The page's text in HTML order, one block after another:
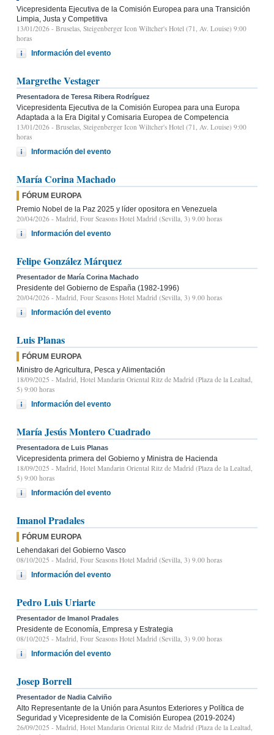
Vicepresidenta Ejecutiva de la Comisión Europea para una Transición
Limpia, Justa y Competitiva
13/01/2026 - Bruselas, Steigenberger Icon Wiltcher's Hotel (71, Av. Louise) 9:00
horas
Información del evento
Margrethe Vestager
Presentadora de Teresa Ribera Rodríguez
Vicepresidenta Ejecutiva de la Comisión Europea para una Europa
Adaptada a la Era Digital y Comisaria Europea de Competencia
13/01/2026 - Bruselas, Steigenberger Icon Wiltcher's Hotel (71, Av. Louise) 9:00
horas
Información del evento
María Corina Machado
FÓRUM EUROPA
Premio Nobel de la Paz 2025 y líder opositora en Venezuela
20/04/2026 - Madrid, Four Seasons Hotel Madrid (Sevilla, 3) 9.00 horas
Información del evento
Felipe González Márquez
Presentador de María Corina Machado
Presidente del Gobierno de España (1982-1996)
20/04/2026 - Madrid, Four Seasons Hotel Madrid (Sevilla, 3) 9.00 horas
Información del evento
Luis Planas
FÓRUM EUROPA
Ministro de Agricultura, Pesca y Alimentación
18/09/2025 - Madrid, Hotel Mandarin Oriental Ritz de Madrid (Plaza de la Lealtad,
5) 9:00 horas
Información del evento
María Jesús Montero Cuadrado
Presentadora de Luis Planas
Vicepresidenta primera del Gobierno y Ministra de Hacienda
18/09/2025 - Madrid, Hotel Mandarin Oriental Ritz de Madrid (Plaza de la Lealtad,
5) 9:00 horas
Información del evento
Imanol Pradales
FÓRUM EUROPA
Lehendakari del Gobierno Vasco
08/10/2025 - Madrid, Four Seasons Hotel Madrid (Sevilla, 3) 9.00 horas
Información del evento
Pedro Luis Uriarte
Presentador de Imanol Pradales
Presidente de Economía, Empresa y Estrategia
08/10/2025 - Madrid, Four Seasons Hotel Madrid (Sevilla, 3) 9.00 horas
Información del evento
Josep Borrell
Presentador de Nadia Calviño
Alto Representante de la Unión para Asuntos Exteriores y Política de
Seguridad y Vicepresidente de la Comisión Europea (2019-2024)
26/09/2025 - Madrid, Hotel Mandarin Oriental Ritz de Madrid (Plaza de la Lealtad,